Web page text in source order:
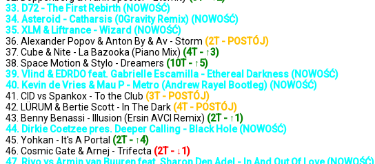
33. D72 - The First Rebirth (NOWOŚĆ)
34. Asteroid - Catharsis (0Gravity Remix) (NOWOŚĆ)
35. XLM & Liftrance - Wizard (NOWOŚĆ)
36. Alexander Popov & Anton By & Av - Storm (2T - POSTÓJ)
37. Cube & Nite - La Bazooka (Piano Mix) (4T - ↑3)
38. Space Motion & Stylo - Dreamers (10T - ↑5)
39. Vlind & EDRDO feat. Gabrielle Escamilla - Ethereal Darkness (NOWOŚĆ)
40. Kevin de Vries & Mau P - Metro (Andrew Rayel Bootleg) (NOWOŚĆ)
41. CID vs Spankox - To the Club (3T - POSTÓJ)
42. LÜRUM & Bertie Scott - In The Dark (4T - POSTÓJ)
43. Benny Benassi - Illusion (Ersin AVCI Remix) (2T - ↑1)
44. Dirkie Coetzee pres. Deeper Calling - Black Hole (NOWOŚĆ)
45. Yohkan - It's A Portal (2T - ↑4)
46. Cosmic Gate & Arnej - Trifecta (2T - ↓1)